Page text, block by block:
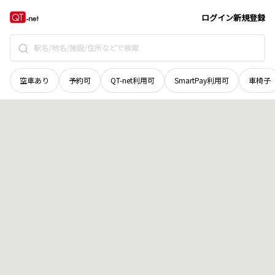
ログイン新規登録
空車あり 予約可 QT-net利用可 SmartPay利用可 車椅子
秋田県